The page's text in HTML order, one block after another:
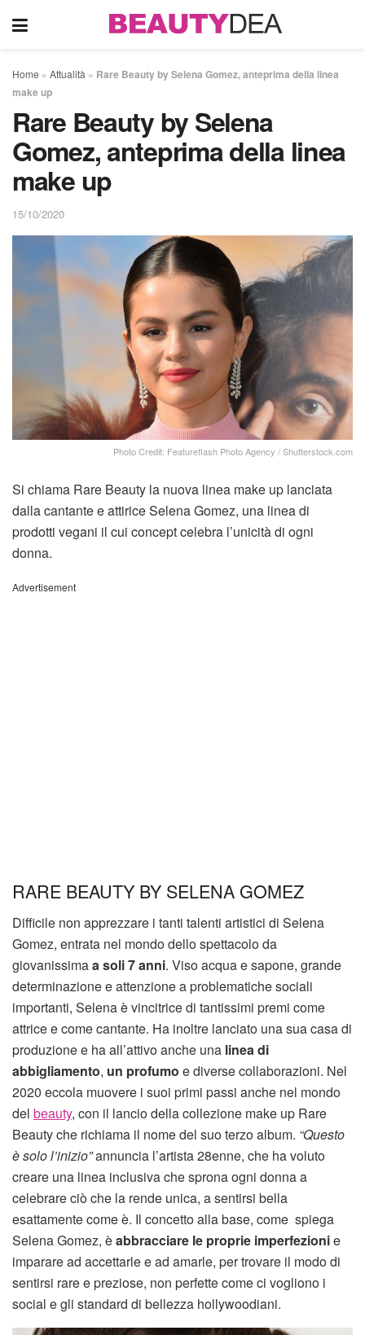
Home » Attualità » Rare Beauty by Selena Gomez, anteprima della linea
make up
Rare Beauty by Selena
Gomez, anteprima della linea
make up
15/10/2020
Photo Credit: Featureflash Photo Agency / Shutterstock.com
Si chiama Rare Beauty la nuova linea make up lanciata
dalla cantante e attirice Selena Gomez, una linea di
prodotti vegani il cui concept celebra l’unicità di ogni
donna.
Advertisement
RARE BEAUTY BY SELENA GOMEZ
Difficile non apprezzare i tanti talenti artistici di Selena
Gomez, entrata nel mondo dello spettacolo da
giovanissimaa soli 7 anni. Viso acqua e sapone, grande
determinazione e attenzione a problematiche sociali
importanti, Selena è vincitrice di tantissimi premi come
attrice e come cantante. Ha inoltre lanciato una sua casa di
produzione e ha all’attivo anche una linea di
abbigliamento, un profumo e diverse collaborazioni. Nel
2020 eccola muovere i suoi primi passi anche nel mondo
del beauty, con il lancio della collezione make up Rare
Beauty che richiama il nome del suo terzo album. “Questo
è solo l’inizio”annuncia l’artista 28enne, che ha voluto
creare una linea inclusiva che sprona ogni donna a
celebrare ciò che la rende unica, a sentirsi bella
esattamente come è. Il concetto alla base, come spiega
Selena Gomez, èabbracciare le proprie imperfezionie
imparare ad accettarle e ad amarle, per trovare il modo di
sentirsi rare e preziose, non perfette come ci vogliono i
social e gli standard di bellezza hollywoodiani.